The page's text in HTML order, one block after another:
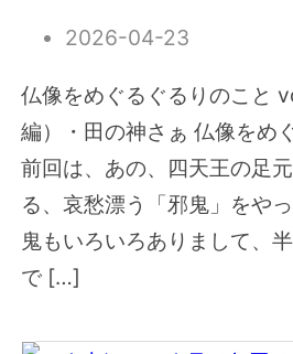
2026-04-23
仏像をめぐるぐるりのこと
編）・田の神さぁ 仏像をめ
前回は、あの、四天王の足
る、哀愁漂う「邪鬼」をや
鬼もいろいろありまして、
で […]